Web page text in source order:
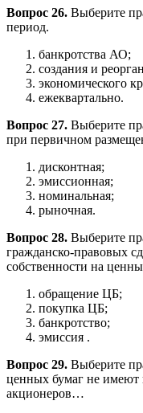
Вопрос 26. Выберите
период.
банкротства АО;
создания и
экономического
ежеквартально.
Вопрос 27. Выберите
при первичном
дисконтная;
эмиссионная;
номинальная;
рыночная.
Вопрос 28. Выберите
гражданско-правовых
собственности на
обращение ЦБ;
покупка ЦБ;
банкротство;
эмиссия .
Вопрос 29. Выберите
ценных бумаг не имеют
акционеров…